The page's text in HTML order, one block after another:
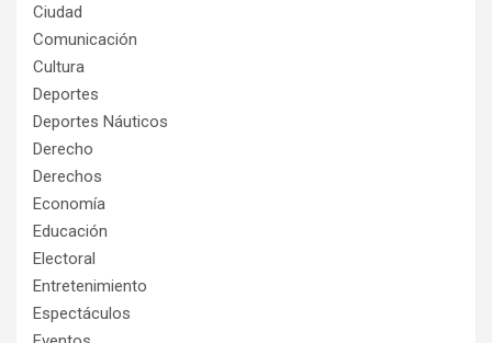
Ciudad
Comunicación
Cultura
Deportes
Deportes Náuticos
Derecho
Derechos
Economía
Educación
Electoral
Entretenimiento
Espectáculos